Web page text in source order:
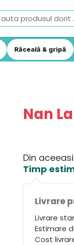
Răceală & gripă
Nan
Din
Timp
Livrare
Livrare
Estimare
Cost